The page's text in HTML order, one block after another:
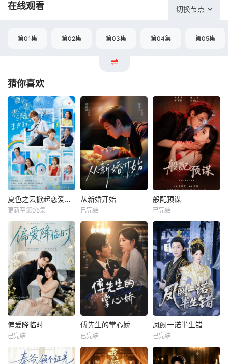
在线观看 切换节点
第01集 第02集 第03集 第04集 第05集
猜你喜欢
夏色之云掀起恋爱与风暴
更新至第05集
从新婚开始
已完结
般配预谋
已完结
偏爱降临时
已完结
傅先生的掌心娇
已完结
凤阙一诺半生错
已完结